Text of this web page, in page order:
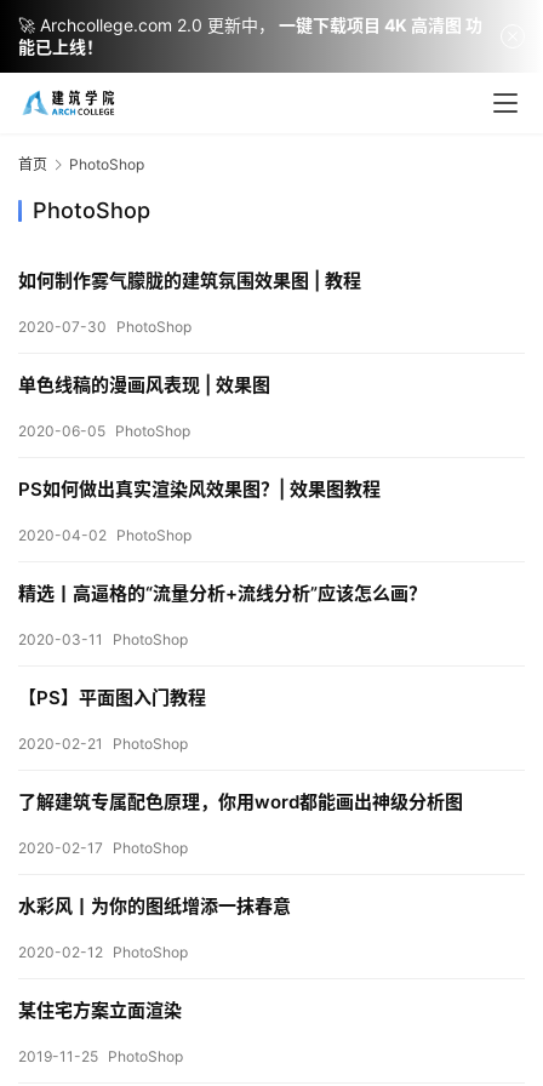
建
设
计
设
计
城
市
景
建
筑
教
首页 PhotoShop
PhotoShop
如何制作雾气朦胧的建筑氛围效果图 | 教程
2020-07-30 PhotoShop
单色线稿的漫画风表现 | 效果图
2020-06-05 PhotoShop
PS如何做出真实渲染风效果图？| 效果图教程
2020-04-02 PhotoShop
精选丨高逼格的“流量分析+流线分析”应该怎么画？
2020-03-11 PhotoShop
【PS】平面图入门教程
2020-02-21 PhotoShop
了解建筑专属配色原理，你用word都能画出神级分析图
2020-02-17 PhotoShop
水彩风丨为你的图纸增添一抹春意
2020-02-12 PhotoShop
某住宅方案立面渲染
2019-11-25 PhotoShop
🚀 Archcollege.com 2.0 更新中，
一键下载项目 4K 高清图 功
能已上线！